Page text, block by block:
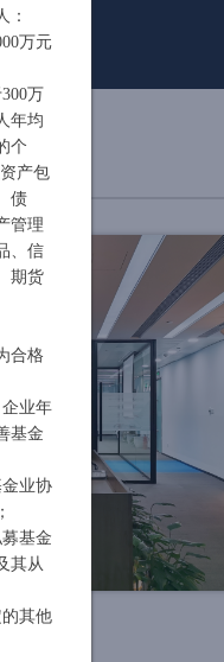
：
万元
万
年均
个
产包
债
管理
、信
期货
合格
业年
基金
业协
基金
其从
其他